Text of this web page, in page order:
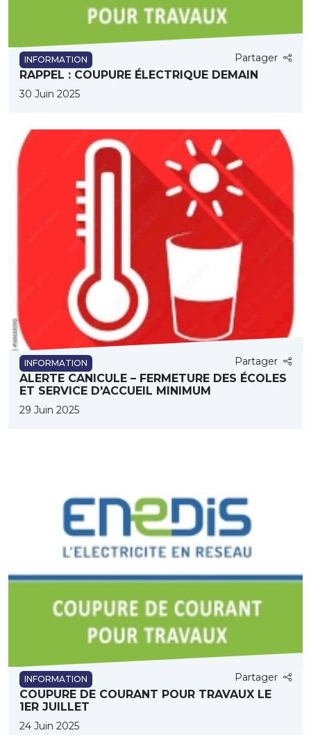
INFORMATION Partager
RAPPEL : COUPURE ÉLECTRIQUE DEMAIN
30 Juin 2025
INFORMATION Partager
ALERTE CANICULE – FERMETURE DES ÉCOLES
ET SERVICE D'ACCUEIL MINIMUM
29 Juin 2025
INFORMATION Partager
COUPURE DE COURANT POUR TRAVAUX LE
1ER JUILLET
24 Juin 2025